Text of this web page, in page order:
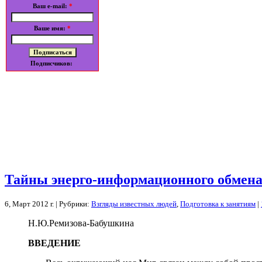
Ваш e-mail: *
Ваше имя: *
Подписчиков:
Тайны энерго-информационного
6, Март 2012 г. | Рубрики: Взгляды известных людей Подготовка к занятиям |
Н.Ю.Ремизова-Бабушкина
ВВЕДЕНИЕ